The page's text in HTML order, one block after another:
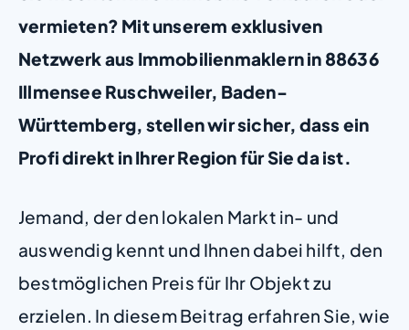
vermieten? Mit unserem exklusiven
Netzwerk aus Immobilienmaklern in 88636
Illmensee Ruschweiler, Baden-
Württemberg, stellen wir sicher, dass ein
Profi direkt in Ihrer Region für Sie da ist.
Jemand, der den lokalen Markt in- und
auswendig kennt und Ihnen dabei hilft, den
bestmöglichen Preis für Ihr Objekt zu
erzielen. In diesem Beitrag erfahren Sie, wie